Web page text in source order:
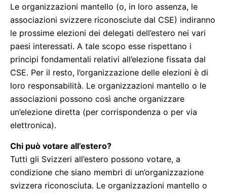
Le organizzazioni mantello (o, in loro assenza, le
associazioni svizzere riconosciute dal CSE) indiranno
le prossime elezioni dei delegati dell’estero nei vari
paesi interessati. A tale scopo esse rispettano i
principi fondamentali relativi all’elezione fissata dal
CSE. Per il resto, l’organizzazione delle elezioni è di
loro responsabilità. Le organizzazioni mantello o le
associazioni possono così anche organizzare
un’elezione diretta (per corrispondenza o per via
elettronica).
Chi può votare all’estero?
Tutti gli Svizzeri all’estero possono votare, a
condizione che siano membri di un’organizzazione
svizzera riconosciuta. Le organizzazioni mantello o